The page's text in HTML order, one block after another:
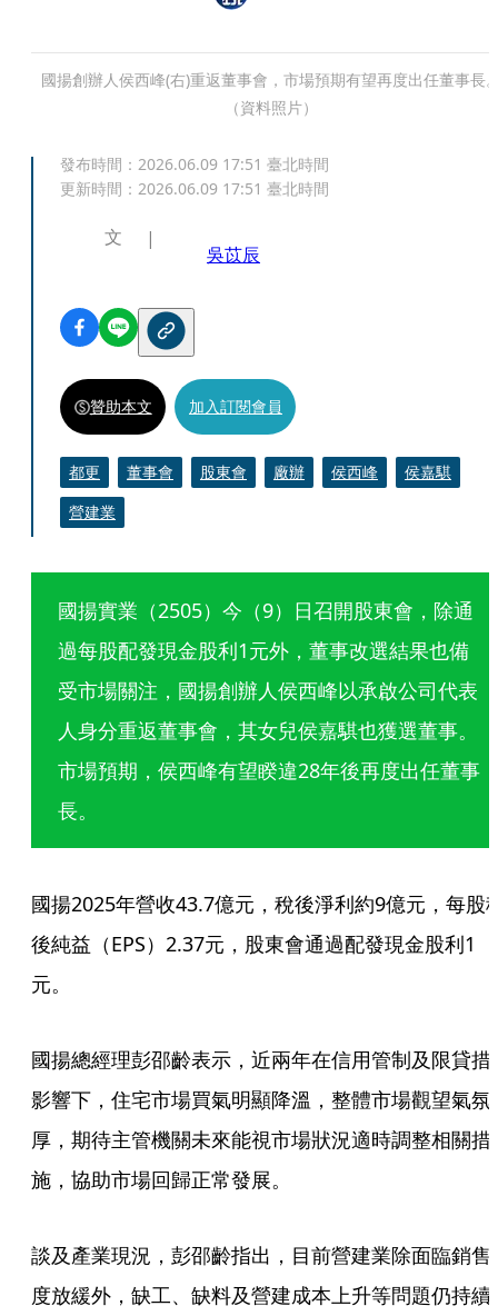
國揚創辦人侯西峰(右)重返董事會，市場預期有望再度出任董事長
（資料照片）
發布時間： 2026.06.09 17:51 臺北時間
更新時間： 2026.06.09 17:51 臺北時間
文
吳苡辰
贊助本文 加入訂閱會員
都更 董事會 股東會 廠辦 侯西峰
侯嘉騏
營建業
國揚實業（2505）今（9）日召開股東會，除通
過每股配發現金股利1元外，董事改選結果也備
受市場關注，國揚創辦人侯西峰以承啟公司代表
人身分重返董事會，其女兒侯嘉騏也獲選董事。
市場預期，侯西峰有望睽違28年後再度出任董事
長。
國揚2025年營收43.7億元，稅後淨利約9億元，每股
後純益（EPS）2.37元，股東會通過配發現金股利1
元。
國揚總經理彭邵齡表示，近兩年在信用管制及限貸措
影響下，住宅市場買氣明顯降溫，整體市場觀望氣氛
厚，期待主管機關未來能視市場狀況適時調整相關措
施，協助市場回歸正常發展。
談及產業現況，彭邵齡指出，目前營建業除面臨銷售
度放緩外，缺工、缺料及營建成本上升等問題仍持續